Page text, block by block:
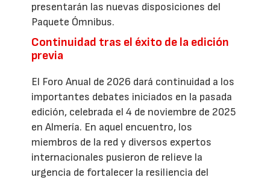
presentarán las nuevas disposiciones del
Paquete Ómnibus.
Continuidad tras el éxito de la edición
previa
El Foro Anual de 2026 dará continuidad a los
importantes debates iniciados en la pasada
edición, celebrada el 4 de noviembre de 2025
en Almería. En aquel encuentro, los
miembros de la red y diversos expertos
internacionales pusieron de relieve la
urgencia de fortalecer la resiliencia del